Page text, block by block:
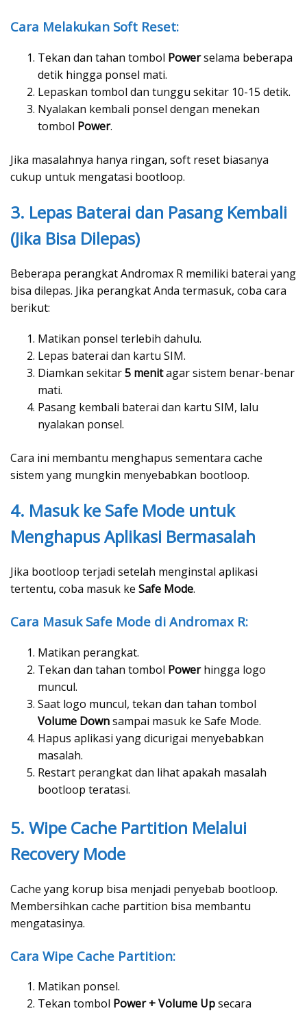
Cara Melakukan Soft Reset:
Tekan dan tahan tombol Powerselama beberapa
detik hingga ponsel mati.
Lepaskan tombol dan tunggu sekitar 10-15 detik.
Nyalakan kembali ponsel dengan menekan
tombol Power.
Jika masalahnya hanya ringan, soft reset biasanya
cukup untuk mengatasi bootloop.
3. Lepas Baterai dan Pasang Kembali
(Jika Bisa Dilepas)
Beberapa perangkat Andromax R memiliki baterai yang
bisa dilepas. Jika perangkat Anda termasuk, coba cara
berikut:
Matikan ponsel terlebih dahulu.
Lepas baterai dan kartu SIM.
Diamkan sekitar5 menitagar sistem benar-benar
mati.
Pasang kembali baterai dan kartu SIM, lalu
nyalakan ponsel.
Cara ini membantu menghapus sementara cache
sistem yang mungkin menyebabkan bootloop.
4. Masuk ke Safe Mode untuk
Menghapus Aplikasi Bermasalah
Jika bootloop terjadi setelah menginstal aplikasi
tertentu, coba masuk ke Safe Mode.
Cara Masuk Safe Mode di Andromax R:
Matikan perangkat.
Tekan dan tahan tombol Powerhingga logo
muncul.
Saat logo muncul, tekan dan tahan tombol
Volume Downsampai masuk ke Safe Mode.
Hapus aplikasi yang dicurigai menyebabkan
masalah.
Restart perangkat dan lihat apakah masalah
bootloop teratasi.
5. Wipe Cache Partition Melalui
Recovery Mode
Cache yang korup bisa menjadi penyebab bootloop.
Membersihkan cache partition bisa membantu
mengatasinya.
Cara Wipe Cache Partition:
Matikan ponsel.
Tekan tombol Power + Volume Upsecara